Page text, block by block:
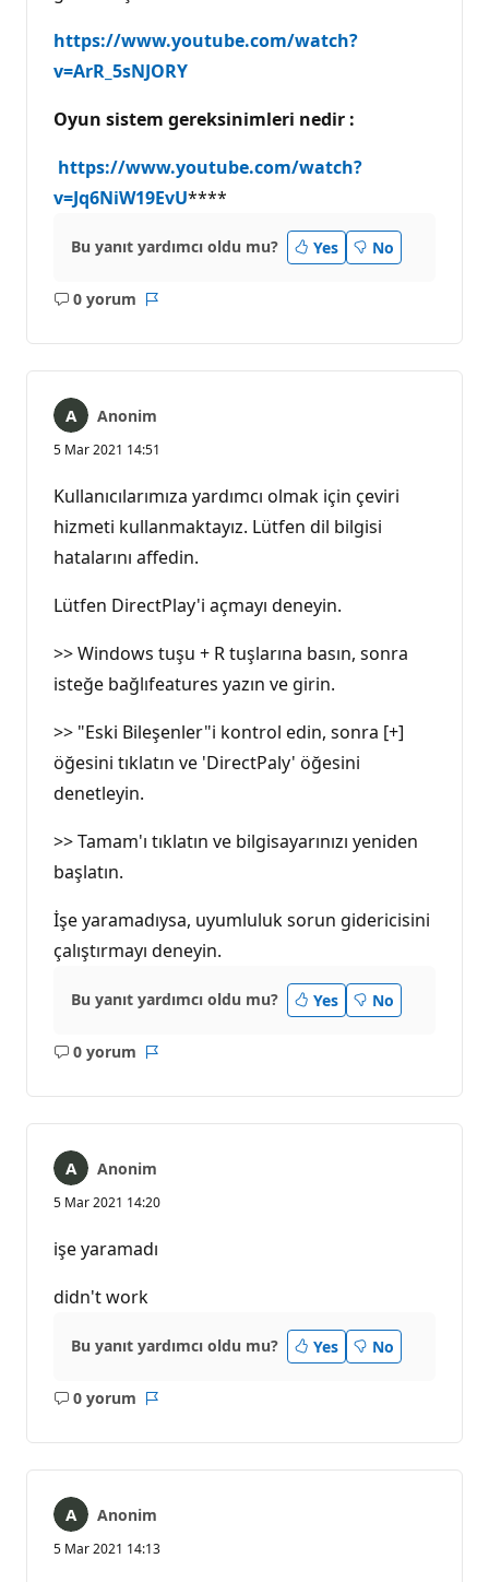
https://www.youtube.com/watch?
v=ArR_5sNJORY
Oyun sistem gereksinimleri nedir :
https://www.youtube.com/watch?
v=Jq6NiW19EvU****
Bu yanıt yardımcı oldu mu? Yes No
0 yorum
Açıklama
Anonim
5 Mar 2021 14:51
Kullanıcılarımıza yardımcı olmak için çeviri
hizmeti kullanmaktayız. Lütfen dil bilgisi
hatalarını affedin.
Lütfen DirectPlay'i açmayı deneyin.
>> Windows tuşu + R tuşlarına basın, sonra
isteğe bağlıfeatures yazın ve girin.
>> "Eski Bileşenler"i kontrol edin, sonra [+]
öğesini tıklatın ve 'DirectPaly' öğesini
denetleyin.
>> Tamam'ı tıklatın ve bilgisayarınızı yeniden
başlatın.
İşe yaramadıysa, uyumluluk sorun gidericisini
çalıştırmayı deneyin.
Bu yanıt yardımcı oldu mu? Yes No
0 yorum
Açıklama
Anonim
5 Mar 2021 14:20
işe yaramadı
didn't work
Bu yanıt yardımcı oldu mu? Yes No
0 yorum
Açıklama
Anonim
5 Mar 2021 14:13